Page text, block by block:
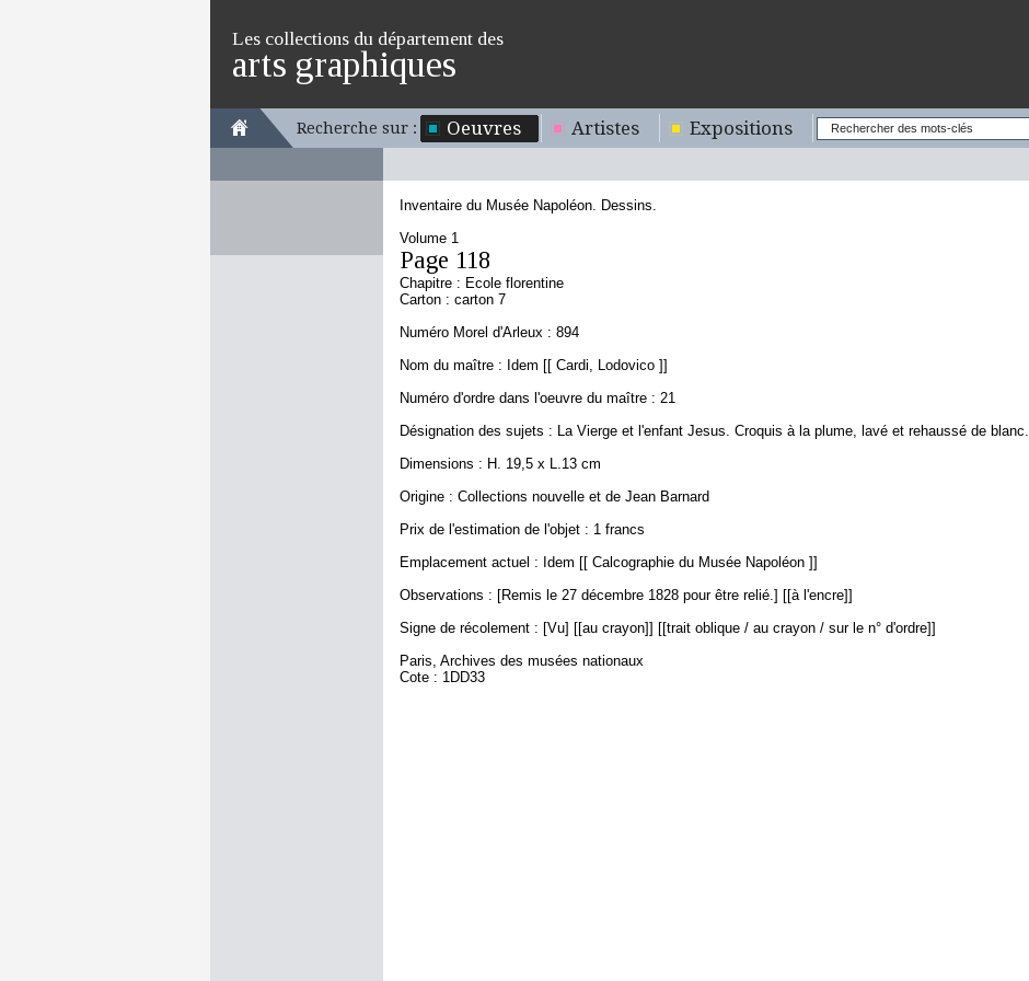
Les collections du département des
arts graphiques
Recherche sur : Oeuvres Artistes Expositions
Inventaire du Musée Napoléon. Dessins.
Volume 1
Page 118
Chapitre : Ecole florentine
Carton : carton 7
Numéro Morel d'Arleux : 894
Nom du maître : Idem [[ Cardi, Lodovico ]]
Numéro d'ordre dans l'oeuvre du maître : 21
Désignation des sujets : La Vierge et l'enfant Jesus. Croquis à la plume, lavé et rehaussé de blanc.
Dimensions : H. 19,5 x L.13 cm
Origine : Collections nouvelle et de Jean Barnard
Prix de l'estimation de l'objet : 1 francs
Emplacement actuel : Idem [[ Calcographie du Musée Napoléon ]]
Observations : [Remis le 27 décembre 1828 pour être relié.] [[à l'encre]]
Signe de récolement : [Vu] [[au crayon]] [[trait oblique / au crayon / sur le n° d'ordre]]
Paris, Archives des musées nationaux
Cote : 1DD33